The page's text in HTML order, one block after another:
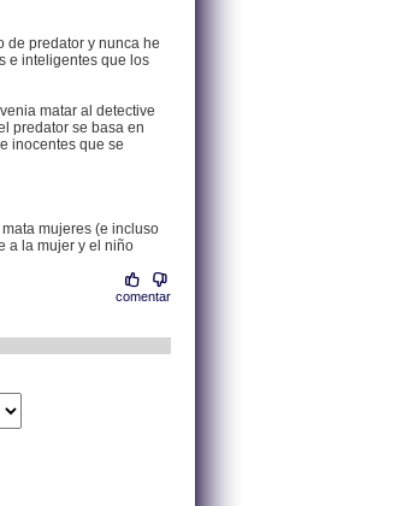
de predator y nunca he
e inteligentes que los
matar al detective
predator se basa en
inocentes que se
mujeres (e incluso
a la mujer y el niño
comentar